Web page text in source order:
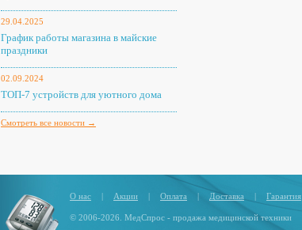
29.04.2025
График работы магазина в майские
праздники
02.09.2024
ТОП-7 устройств для уютного дома
Смотреть все новости →
О нас | Акции | Оплата | Доставка | Гарантия
© 2006-2026. МедСпрос - продажа медицинской техники